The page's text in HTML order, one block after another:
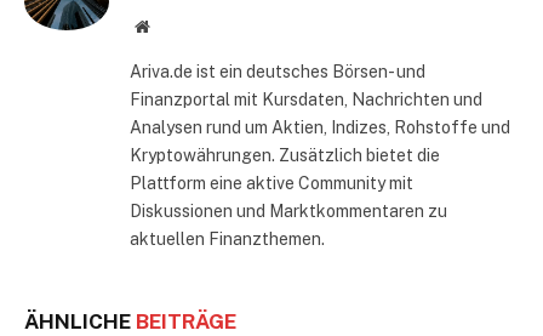
Website
Ariva.de ist ein deutsches Börsen- und
Finanzportal mit Kursdaten, Nachrichten und
Analysen rund um Aktien, Indizes, Rohstoffe und
Kryptowährungen. Zusätzlich bietet die
Plattform eine aktive Community mit
Diskussionen und Marktkommentaren zu
aktuellen Finanzthemen.
ÄHNLICHE BEITRÄGE